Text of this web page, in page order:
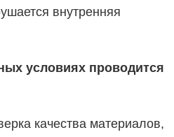
внутренняя
условиях проводится
качества материалов,